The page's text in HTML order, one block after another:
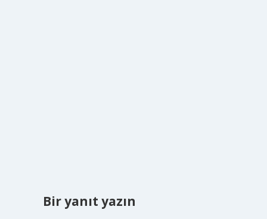
Bir yanıt yazın